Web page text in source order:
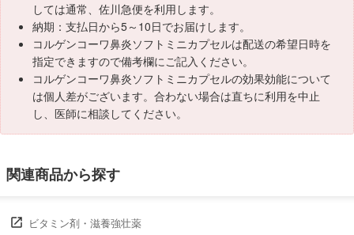
しては通常、佐川急便を利用します。
納期：支払日から5～10日でお届けします。
コルゲンコーワ鼻炎ソフトミニカプセルは配送の希望日時を
指定できますので備考欄にご記入ください。
コルゲンコーワ鼻炎ソフトミニカプセルの効果効能について
は個人差がございます。合わない場合は直ちに利用を中止
し、医師に相談してください。
関連商品から探す
ビタミン剤・滋養強壮薬